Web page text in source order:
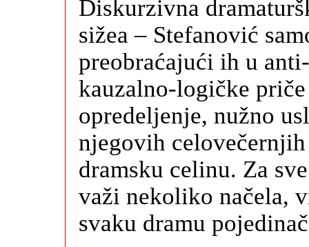
Diskurzivna
sižea – Stefanović
preobraćajući ih u
kauzalno-logičke
opredeljenje, nužno
njegovih
dramsku celinu. Za
važi nekoliko načela,
svaku dramu